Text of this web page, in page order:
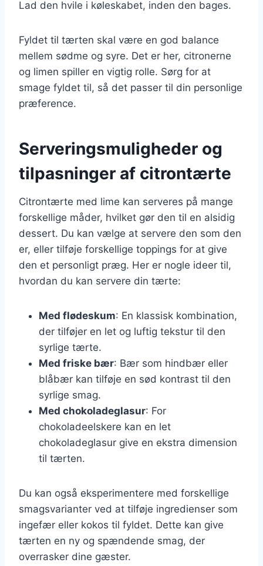
Lad den hvile i køleskabet, inden den bages.
Fyldet til tærten skal være en god balance
mellem sødme og syre. Det er her, citronerne
og limen spiller en vigtig rolle. Sørg for at
smage fyldet til, så det passer til din personlige
præference.
Serveringsmuligheder og
tilpasninger af citrontærte
Citrontærte med lime kan serveres på mange
forskellige måder, hvilket gør den til en alsidig
dessert. Du kan vælge at servere den som den
er, eller tilføje forskellige toppings for at give
den et personligt præg. Her er nogle ideer til,
hvordan du kan servere din tærte:
Med flødeskum: En klassisk kombination,
der tilføjer en let og luftig tekstur til den
syrlige tærte.
Med friske bær: Bær som hindbær eller
blåbær kan tilføje en sød kontrast til den
syrlige smag.
Med chokoladeglasur: For
chokoladeelskere kan en let
chokoladeglasur give en ekstra dimension
til tærten.
Du kan også eksperimentere med forskellige
smagsvarianter ved at tilføje ingredienser som
ingefær eller kokos til fyldet. Dette kan give
tærten en ny og spændende smag, der
overrasker dine gæster.